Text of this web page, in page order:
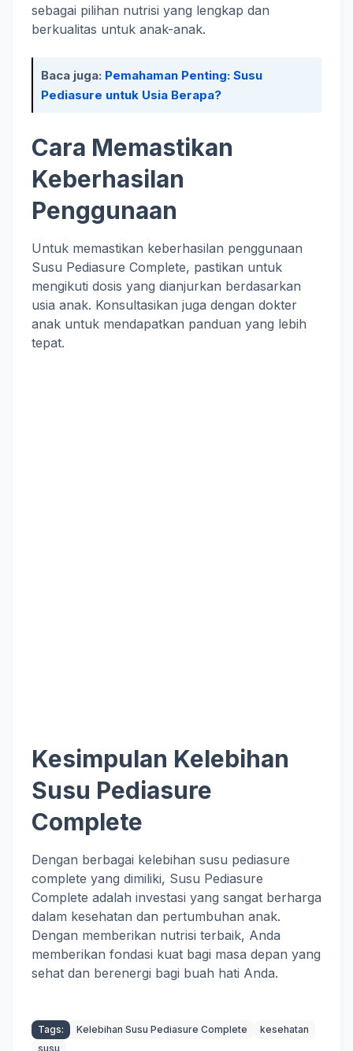
sebagai pilihan nutrisi yang lengkap dan
berkualitas untuk anak-anak.
Baca juga: Pemahaman Penting: Susu
Pediasure untuk Usia Berapa?
Cara Memastikan
Keberhasilan
Penggunaan
Untuk memastikan keberhasilan penggunaan
Susu Pediasure Complete, pastikan untuk
mengikuti dosis yang dianjurkan berdasarkan
usia anak. Konsultasikan juga dengan dokter
anak untuk mendapatkan panduan yang lebih
tepat.
Kesimpulan Kelebihan
Susu Pediasure
Complete
Dengan berbagai kelebihan susu pediasure
complete yang dimiliki, Susu Pediasure
Complete adalah investasi yang sangat berharga
dalam kesehatan dan pertumbuhan anak.
Dengan memberikan nutrisi terbaik, Anda
memberikan fondasi kuat bagi masa depan yang
sehat dan berenergi bagi buah hati Anda.
Tags: Kelebihan Susu Pediasure Complete
kesehatan
susu